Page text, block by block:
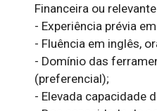
Financeira ou
- Experiência prévia
- Fluência em inglês,
- Domínio das
(preferencial);
- Elevada capacidade